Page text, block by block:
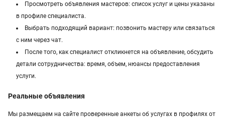
Просмотреть объявления мастеров: список услуг и цены указаны
в профиле специалиста.
Выбрать подходящий вариант: позвонить мастеру или связаться
с ним через чат.
После того, как специалист откликнется на объявление, обсудить
детали сотрудничества: время, объем, нюансы предоставления
услуги.
Реальные объявления
Мы размещаем на сайте проверенные анкеты об услугах в профилях от